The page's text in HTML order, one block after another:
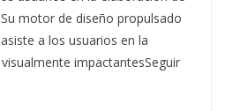
motor de diseño propulsado
a los usuarios en la
impactantesSeguir